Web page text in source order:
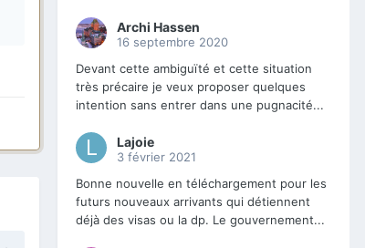
Archi Hassen
16 septembre 2020
Devant cette ambiguïté et cette situation
très précaire je veux proposer quelques
intention sans entrer dans une pugnacité...
Lajoie
3 février 2021
Bonne nouvelle en téléchargement pour les
futurs nouveaux arrivants qui détiennent
déjà des visas ou la dp. Le gouvernement...